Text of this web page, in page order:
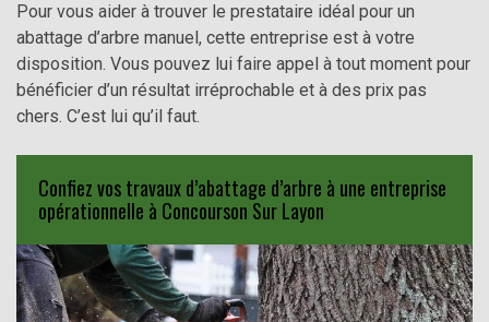
Pour vous aider à trouver le prestataire idéal pour un
abattage d’arbre manuel, cette entreprise est à votre
disposition. Vous pouvez lui faire appel à tout moment pour
bénéficier d’un résultat irréprochable et à des prix pas
chers. C’est lui qu’il faut.
Confiez vos travaux d’abattage d’arbre à une entreprise
opérationnelle à Concourson Sur Layon